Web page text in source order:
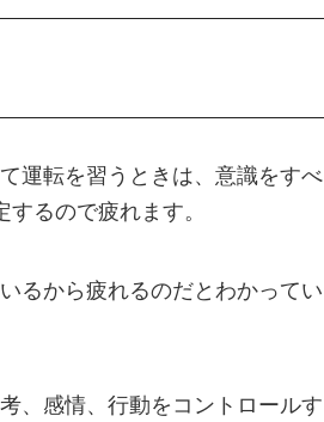
運転を習うときは、意識をすべ
るので疲れます。
るから疲れるのだとわかってい
、感情、行動をコントロールす